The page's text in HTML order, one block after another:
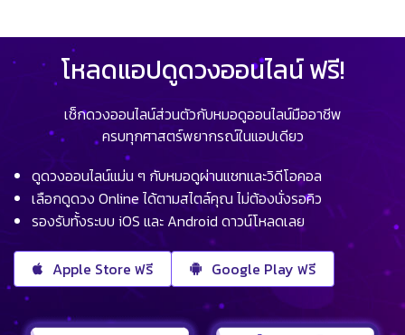
โหลดแอปดูดวงออนไลน์ ฟรี!
เช็กดวงออนไลน์ส่วนตัวกับหมอดูออนไลน์มืออาชีพ
ครบทุกศาสตร์พยากรณ์ในแอปเดียว
ดูดวงออนไลน์แม่น ๆ กับหมอดูผ่านแชทและวิดีโอคอล
เลือกดูดวง Online ได้ตามสไตล์คุณ ไม่ต้องนั่งรอคิว
รองรับทั้งระบบ iOS และ Android ดาวน์โหลดเลย
Apple Store ฟรี Google Play ฟรี